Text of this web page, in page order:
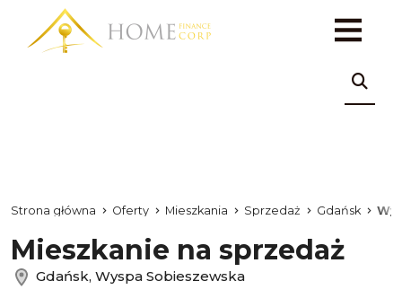
Strona główna Oferty Mieszkania Sprzedaż Gdańsk
Mieszkanie na sprzedaż
Gdańsk, Wyspa Sobieszewska